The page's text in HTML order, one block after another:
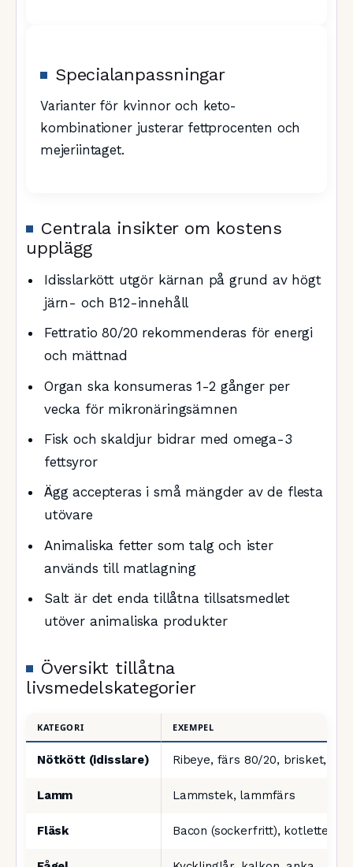
Specialanpassningar
Varianter för kvinnor och keto-
kombinationer justerar fettprocenten och
mejeriintaget.
Centrala insikter om kostens
upplägg
Idisslarkött utgör kärnan på grund av högt
järn- och B12-innehåll
Fettratio 80/20 rekommenderas för energi
och mättnad
Organ ska konsumeras 1-2 gånger per
vecka för mikronäringsämnen
Fisk och skaldjur bidrar med omega-3
fettsyror
Ägg accepteras i små mängder av de flesta
utövare
Animaliska fetter som talg och ister
används till matlagning
Salt är det enda tillåtna tillsatsmedlet
utöver animaliska produkter
Översikt tillåtna
livsmedelskategorier
KATEGORI EXEMPEL
Nötkött (idisslare) Ribeye, färs 80/20, brisket,
Lamm Lammstek, lammfärs
Fläsk Bacon (sockerfritt), kotletter,